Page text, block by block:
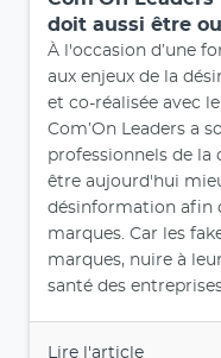
août 30, 2025
Com’On Leaders
doit aussi être
À l'occasion d’une
aux enjeux de la
et co-réalisée avec